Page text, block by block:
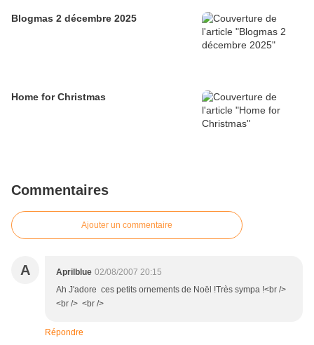
Blogmas 2 décembre 2025
Home for Christmas
Commentaires
Ajouter un commentaire
A Aprilblue 02/08/2007 20:15
Ah J'adore ces petits ornements de Noël !Très sympa !<br />
<br /> <br />
Répondre